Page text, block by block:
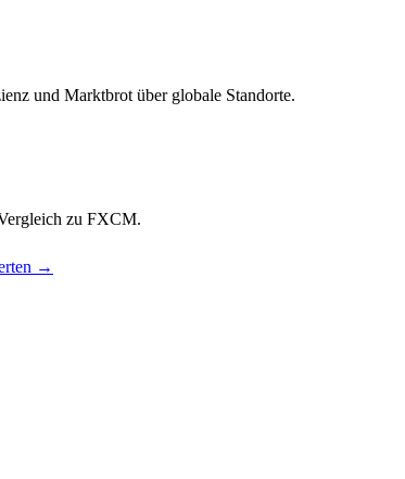
und Marktbrot über globale Standorte.
zu FXCM.
→